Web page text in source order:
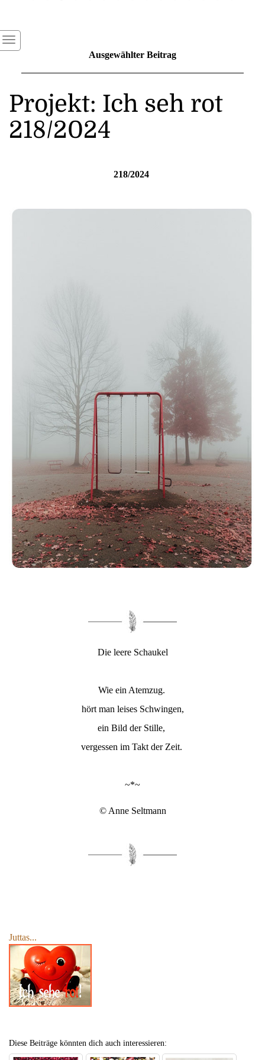
Ausgewählter Beitrag
Projekt: Ich seh rot
218/2024
218/2024
Die leere Schaukel
Wie ein Atemzug.
hört man leises Schwingen,
ein Bild der Stille,
vergessen im Takt der Zeit.
~*~
© Anne Seltmann
Juttas...
Diese Beiträge könnten dich auch interessieren: